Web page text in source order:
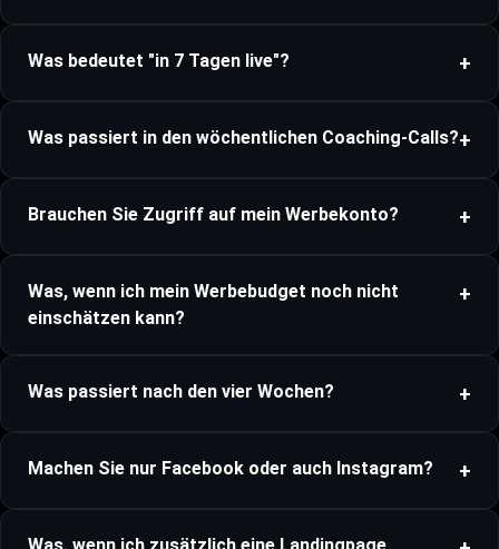
Was bedeutet "in 7 Tagen live"?
Was passiert in den wöchentlichen Coaching-Calls?
Brauchen Sie Zugriff auf mein Werbekonto?
Was, wenn ich mein Werbebudget noch nicht
einschätzen kann?
Was passiert nach den vier Wochen?
Machen Sie nur Facebook oder auch Instagram?